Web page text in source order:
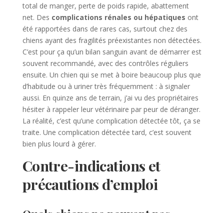
total de manger, perte de poids rapide, abattement
net. Des complications rénales ou hépatiques ont
été rapportées dans de rares cas, surtout chez des
chiens ayant des fragilités préexistantes non détectées.
C’est pour ça qu’un bilan sanguin avant de démarrer est
souvent recommandé, avec des contrôles réguliers
ensuite. Un chien qui se met à boire beaucoup plus que
d’habitude ou à uriner très fréquemment : à signaler
aussi. En quinze ans de terrain, j’ai vu des propriétaires
hésiter à rappeler leur vétérinaire par peur de déranger.
La réalité, c’est qu’une complication détectée tôt, ça se
traite. Une complication détectée tard, c’est souvent
bien plus lourd à gérer.
Contre-indications et
précautions d’emploi